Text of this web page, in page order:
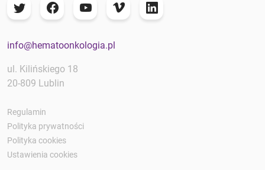
info@hematoonkologia.pl
ul. Kilińskiego 18
20-809 Lublin
Regulamin
Polityka prywatności
Polityka cookies
Ustawienia cookies